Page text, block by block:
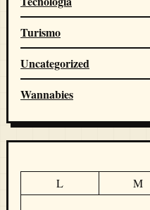
Turismo
Uncategorized
Wannabies
L
M